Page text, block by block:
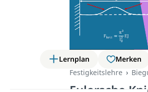
Lernplan Merken
Festigkeitslehre